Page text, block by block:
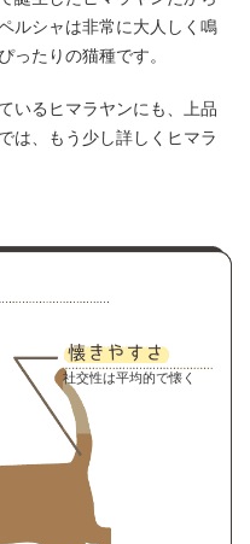
ルシャは非常に大人しく鳴
ったりの猫種です。
いるヒマラヤンにも、上品
は、もう少し詳しくヒマラ
社交性は平均的で懐く